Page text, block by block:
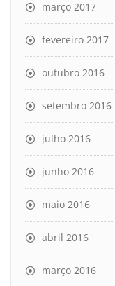
março 2017
fevereiro 2017
outubro 2016
setembro 2016
julho 2016
junho 2016
maio 2016
abril 2016
março 2016